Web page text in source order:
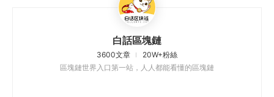
白話區塊鏈
3600文章
20W+粉絲
區塊鏈世界入口第一站，人人都能看懂的區塊鏈